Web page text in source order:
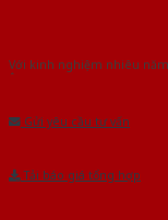
Với kinh nghiệm nhiêu
Gửi yêu cầu tư vấn
Tải báo giá tổng hợp